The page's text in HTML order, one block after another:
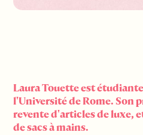
Laura Touette est
l'Université de Rome. Son
revente d'articles de luxe,
de sacs à mains.